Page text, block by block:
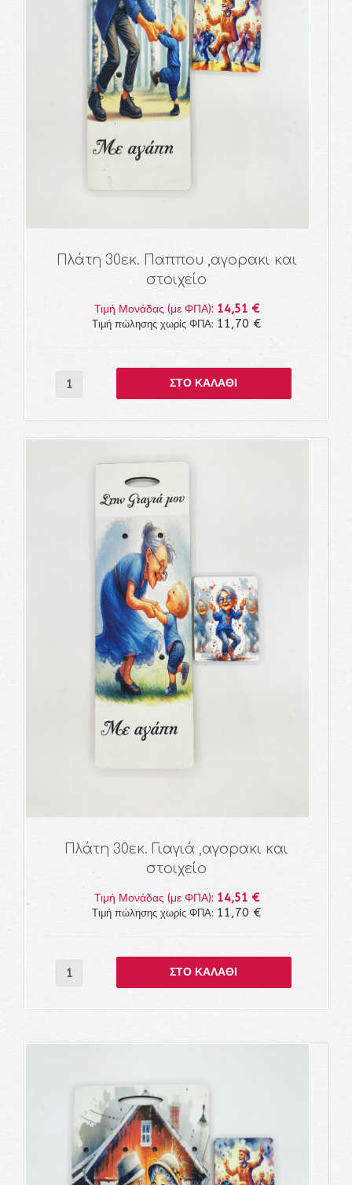
Πλάτη 30εκ. Παππου ,αγορακι και
στοιχείο
Τιμή Μονάδας (με ΦΠΑ): 14,51 €
Τιμή πώλησης χωρίς ΦΠΑ: 11,70 €
Πλάτη 30εκ. Γιαγιά ,αγορακι και
στοιχείο
Τιμή Μονάδας (με ΦΠΑ): 14,51 €
Τιμή πώλησης χωρίς ΦΠΑ: 11,70 €